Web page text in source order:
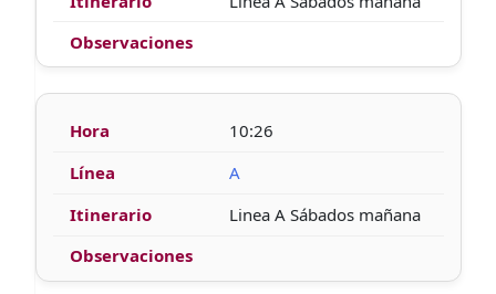
10:26
A
Linea A Sábados mañana